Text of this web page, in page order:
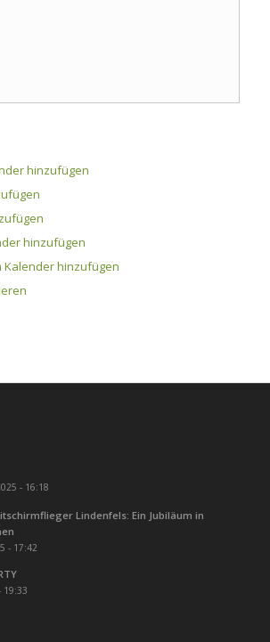
hinzufügen
hinzufügen
Kalender hinzufügen
- 16:18
Lindenfels: Ein Jubiläum in
- 17:42
19:33